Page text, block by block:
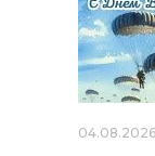
04.08.2026